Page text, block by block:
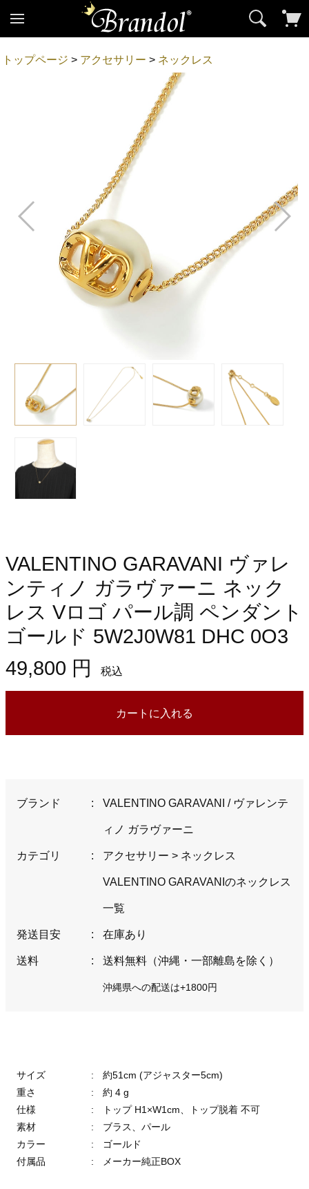
トップページ > アクセサリー > ネックレス
VALENTINO GARAVANI ヴァレ
ンティノ ガラヴァーニ ネック
レス Vロゴ パール調 ペンダント
ゴールド 5W2J0W81 DHC 0O3
49,800 円
税込
カートに入れる
ブランド : VALENTINO GARAVANI / ヴァレンテ
ィノ ガラヴァーニ
カテゴリ : アクセサリー > ネックレス
VALENTINO GARAVANIのネックレス
一覧
発送目安 : 在庫あり
送料 : 送料無料（沖縄・一部離島を除く）
沖縄県への配送は+1800円
サイズ :
約51cm (アジャスター5cm)
重さ
:
約 4 g
仕様
:
トップ H1×W1cm、トップ脱着 不可
素材
:
ブラス、パール
カラー
:
ゴールド
付属品
: メーカー純正BOX